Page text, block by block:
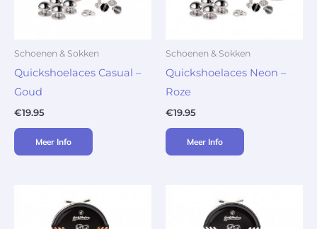
Schoenen & Sokken
Quickshoelaces Casual –
Goud
€19.95
Meer Info
Schoenen & Sokken
Quickshoelaces Neon –
Roze
€19.95
Meer Info